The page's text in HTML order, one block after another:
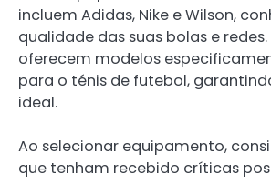
incluem Adidas, Nike e Wilson,
qualidade das suas bolas e
oferecem modelos
para o ténis de futebol,
ideal.
Ao selecionar equipamento,
que tenham recebido críticas